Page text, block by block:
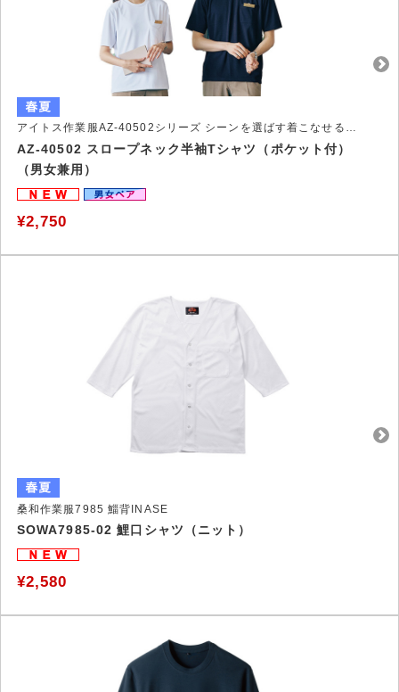
アイトス作業服AZ-40502シリーズ シーンを選ばす着こなせるSlope Neck－Tシャツ
AZ-40502 スロープネック半袖Tシャツ（ポケット付）
（男女兼用）
¥2,750
桑和作業服7985 鯔背INASE
SOWA7985-02 鯉口シャツ（ニット）
¥2,580